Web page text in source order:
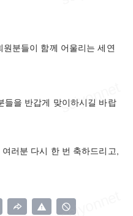
분들이 함께 어울리는 세연
들을 반갑게 맞이하시길 바랍
러분 다시 한 번 축하드리고,